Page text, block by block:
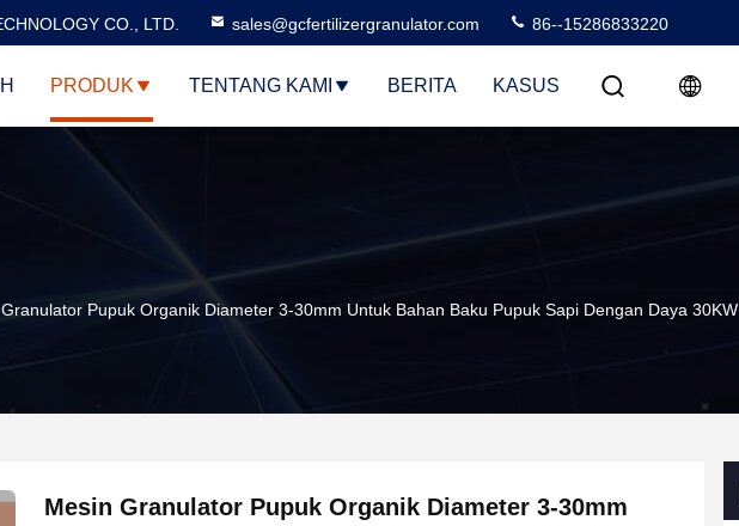
CO., LTD. sales@gcfertilizergranulator.com 86--15286833220
PRODUK TENTANG KAMI BERITA KASUS
Pupuk Organik Diameter 3-30mm Untuk Bahan Baku Pupuk Sapi Dengan Daya 30KW
Mesin Granulator Pupuk Organik Diameter 3-30mm